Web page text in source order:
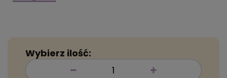
Wybierz ilość: